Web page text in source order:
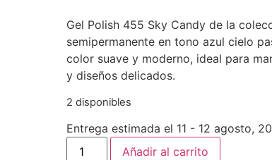
Gel Polish 455 Sky Candy de la
semipermanente en tono azul cielo
color suave y moderno, ideal para
y diseños delicados.
2 disponibles
Entrega estimada el 11 - 12 agosto,
Añadir al carrito